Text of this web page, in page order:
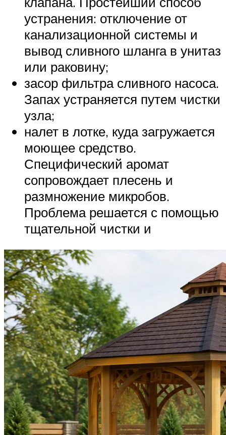
устранения: отключение от
канализационной системы и
вывод сливного шланга в унитаз
или раковину;
засор фильтра сливного насоса.
Запах устраняется путем чистки
узла;
налет в лотке, куда загружается
моющее средство.
Специфический аромат
сопровождает плесень и
размножение микробов.
Проблема решается с помощью
тщательной чистки и